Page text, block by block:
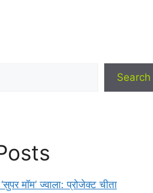
Search
मॉम’ ज्वाला: प्रोजेक्ट चीता